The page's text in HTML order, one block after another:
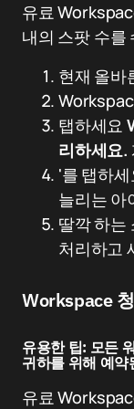
유료
내의 스팟 수를
현재 올바
탭하세요
리하세요.
'를 탭하
늘리는 아
딸깍 하는
처리하고
Workspace
유용한 팁: 모든
귀하를 위해 예
유료